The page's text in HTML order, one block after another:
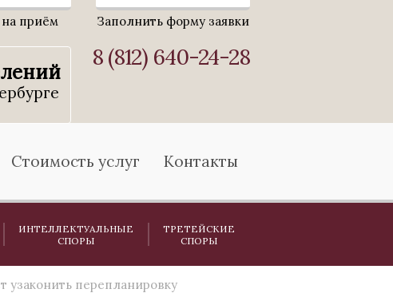
на приём Заполнить форму заявки
8 (812) 640-24-28
Стоимость услуг Контакты
ИНТЕЛЛЕКТУАЛЬНЫЕ
СПОРЫ
ТРЕТЕЙСКИЕ
СПОРЫ
узаконить перепланировку